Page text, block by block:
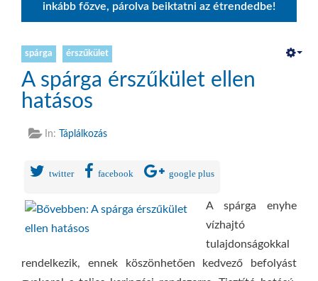
inkább főzve, párolva beiktatni az étrendedbe!
spárga érszűkület
A spárga érszűkület ellen
hatásos
In: Táplálkozás
twitter facebook google plus
A spárga enyhe
vízhajtó
tulajdonságokkal
rendelkezik, ennek köszönhetően kedvező befolyást